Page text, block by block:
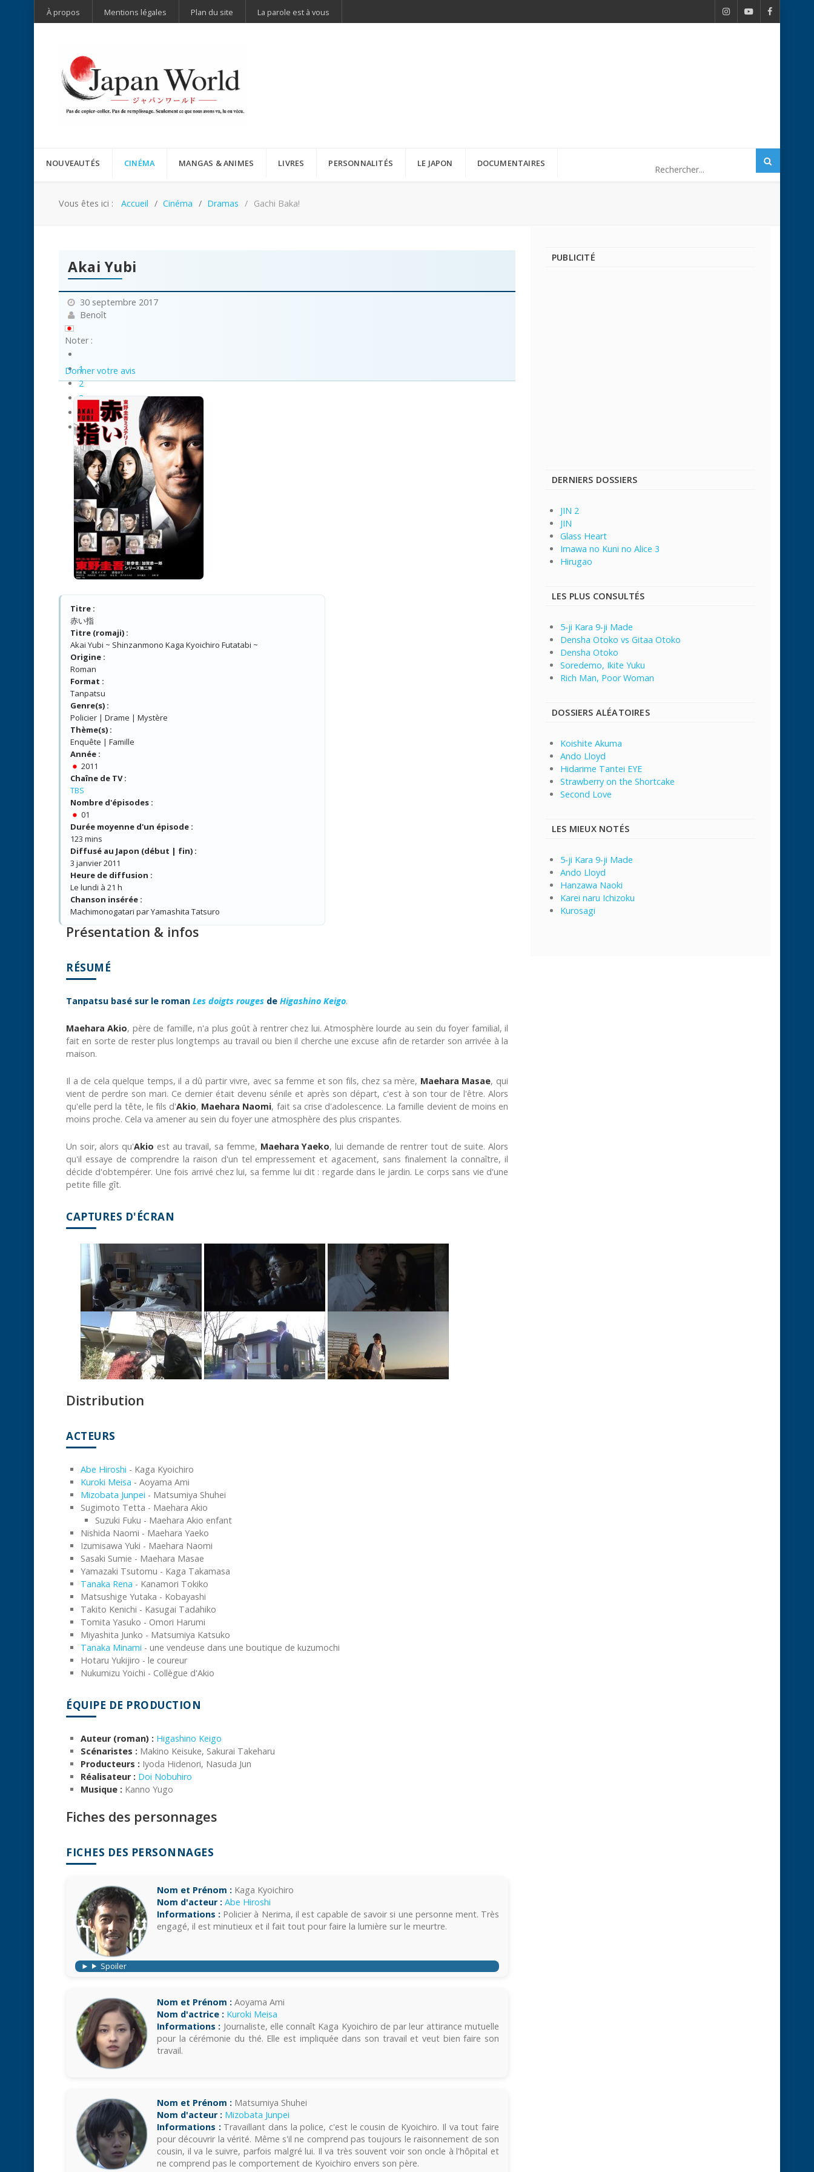
À propos Mentions légales Plan du site La parole est à vous
NOUVEAUTÉS CINÉMA MANGAS & ANIMES LIVRES PERSONNALITÉS LE JAPON DOCUMENTAIRES
Vous êtes ici : Accueil Cinéma Dramas Gachi Baka!
Akai Yubi
30 septembre 2017
Benoît
Noter :
1
2
3
4
5
Donner votre avis
Titre :
赤い指
Titre (romaji) :
Akai Yubi ~ Shinzanmono Kaga Kyoichiro Futatabi ~
Origine :
Roman
Format :
Tanpatsu
Genre(s) :
Policier | Drame | Mystère
Thème(s) :
Enquête | Famille
Année :
2011
Chaîne de TV :
TBS
Nombre d'épisodes :
01
Durée moyenne d'un épisode :
123 mins
Diffusé au Japon (début | fin) :
3 janvier 2011
Heure de diffusion :
Le lundi à 21 h
Chanson insérée :
Machimonogatari par Yamashita Tatsuro
Présentation & infos
RÉSUMÉ
Tanpatsu basé sur le roman Les doigts rouges de Higashino Keigo.
Maehara Akio, père de famille, n'a plus goût à rentrer chez lui. Atmosphère lourde au sein du foyer familial, il
fait en sorte de rester plus longtemps au travail ou bien il cherche une excuse afin de retarder son arrivée à la
maison.
Il a de cela quelque temps, il a dû partir vivre, avec sa femme et son fils, chez sa mère, Maehara Masae, qui
vient de perdre son mari. Ce dernier était devenu sénile et après son départ, c'est à son tour de l'être. Alors
qu'elle perd la tête, le fils d'Akio, Maehara Naomi, fait sa crise d'adolescence. La famille devient de moins en
moins proche. Cela va amener au sein du foyer une atmosphère des plus crispantes.
Un soir, alors qu'Akio est au travail, sa femme, Maehara Yaeko, lui demande de rentrer tout de suite. Alors
qu'il essaye de comprendre la raison d'un tel empressement et agacement, sans finalement la connaître, il
décide d'obtempérer. Une fois arrivé chez lui, sa femme lui dit : regarde dans le jardin. Le corps sans vie d'une
petite fille gît.
CAPTURES D'ÉCRAN
Distribution
ACTEURS
Abe Hiroshi - Kaga Kyoichiro
Kuroki Meisa - Aoyama Ami
Mizobata Junpei - Matsumiya Shuhei
Sugimoto Tetta - Maehara Akio
Suzuki Fuku - Maehara Akio enfant
Nishida Naomi - Maehara Yaeko
Izumisawa Yuki - Maehara Naomi
Sasaki Sumie - Maehara Masae
Yamazaki Tsutomu - Kaga Takamasa
Tanaka Rena - Kanamori Tokiko
Matsushige Yutaka - Kobayashi
Takito Kenichi - Kasugai Tadahiko
Tomita Yasuko - Omori Harumi
Miyashita Junko - Matsumiya Katsuko
Tanaka Minami - une vendeuse dans une boutique de kuzumochi
Hotaru Yukijiro - le coureur
Nukumizu Yoichi - Collègue d'Akio
ÉQUIPE DE PRODUCTION
Auteur (roman) : Higashino Keigo
Scénaristes : Makino Keisuke, Sakurai Takeharu
Producteurs : Iyoda Hidenori, Nasuda Jun
Réalisateur : Doi Nobuhiro
Musique : Kanno Yugo
Fiches des personnages
FICHES DES PERSONNAGES
Nom et Prénom : Kaga Kyoichiro
Nom d'acteur : Abe Hiroshi
Informations : Policier à Nerima, il est capable de savoir si une personne ment. Très
engagé, il est minutieux et il fait tout pour faire la lumière sur le meurtre.
Spoiler
Nom et Prénom : Aoyama Ami
Nom d'actrice : Kuroki Meisa
Informations : Journaliste, elle connaît Kaga Kyoichiro de par leur attirance mutuelle
pour la cérémonie du thé. Elle est impliquée dans son travail et veut bien faire son
travail.
Nom et Prénom : Matsumiya Shuhei
Nom d'acteur : Mizobata Junpei
Informations :Travaillant dans la police, c'est le cousin de Kyoichiro. Il va tout faire
pour découvrir la vérité. Même s'il ne comprend pas toujours le raisonnement de son
cousin, il va le suivre, parfois malgré lui. Il va très souvent voir son oncle à l'hôpital et
ne comprend pas le comportement de Kyoichiro envers son père.
PUBLICITÉ
DERNIERS DOSSIERS
JIN 2
JIN
Glass Heart
Imawa no Kuni no Alice 3
Hirugao
LES PLUS CONSULTÉS
5-ji Kara 9-ji Made
Densha Otoko vs Gitaa Otoko
Densha Otoko
Soredemo, Ikite Yuku
Rich Man, Poor Woman
DOSSIERS ALÉATOIRES
Koishite Akuma
Ando Lloyd
Hidarime Tantei EYE
Strawberry on the Shortcake
Second Love
LES MIEUX NOTÉS
5-ji Kara 9-ji Made
Ando Lloyd
Hanzawa Naoki
Karei naru Ichizoku
Kurosagi